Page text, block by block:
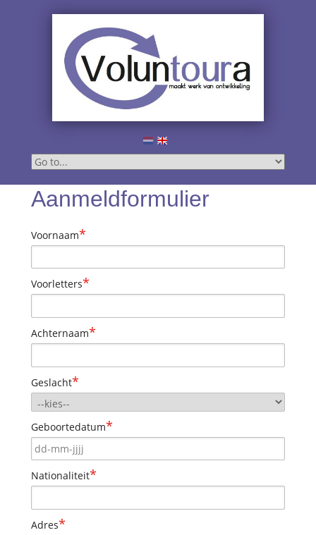
Aanmeldformulier
Voornaam*
Voorletters*
Achternaam*
Geslacht*
Geboortedatum*
Nationaliteit*
Adres*